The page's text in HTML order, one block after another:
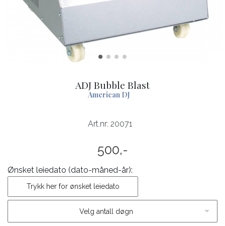
ADJ Bubble Blast
American DJ
Art.nr: 20071
500,-
Ønsket leiedato (dato-måned-år):
Velg antall døgn